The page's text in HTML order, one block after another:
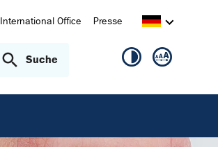
International Office Presse
Suche